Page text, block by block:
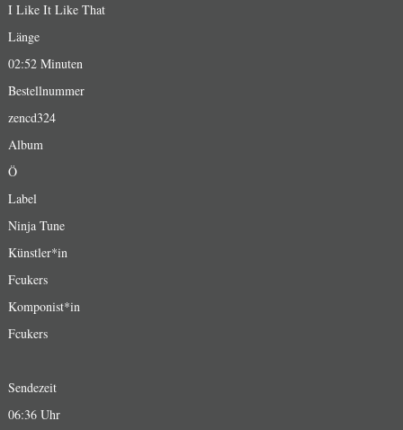
I Like It Like That
Länge
02:52 Minuten
Bestellnummer
zencd324
Album
Ö
Label
Ninja Tune
Künstler*in
Fcukers
Komponist*in
Fcukers
Sendezeit
06:36 Uhr